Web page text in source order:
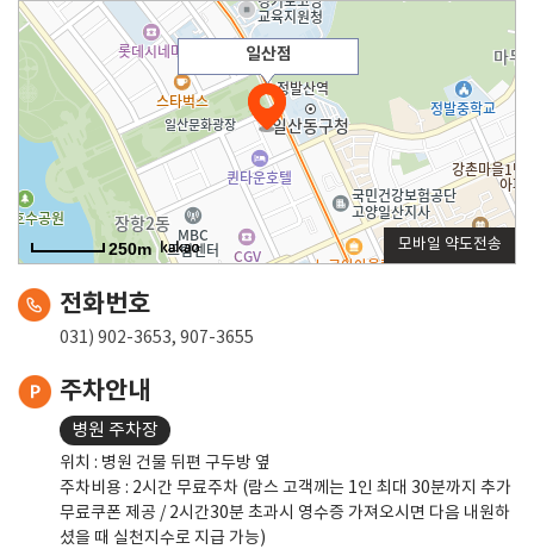
모바일 약도전송
일산점
250m
전화번호
031) 902-3653, 907-3655
주차안내
병원 주차장
위치 : 병원 건물 뒤편 구두방 옆
주차비용 : 2시간 무료주차 (람스 고객께는 1인 최대 30분까지 추가
무료쿠폰 제공 / 2시간30분 초과시 영수증 가져오시면 다음 내원하
셨을 때 실천지수로 지급 가능)